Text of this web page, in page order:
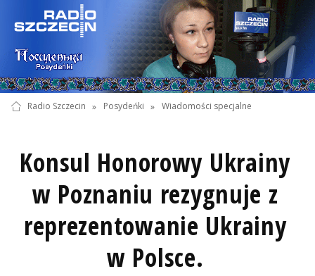
Radio Szczecin » Posydeńki » Wiadomości specjalne
Konsul Honorowy Ukrainy
w Poznaniu rezygnuje z
reprezentowanie Ukrainy
w Polsce.